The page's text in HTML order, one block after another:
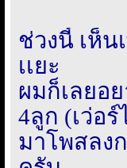
ช่วงนี้ เห็น
เเยะ
ผมก็เลยอ
4ลูก (เว่อ
มาโพสลง